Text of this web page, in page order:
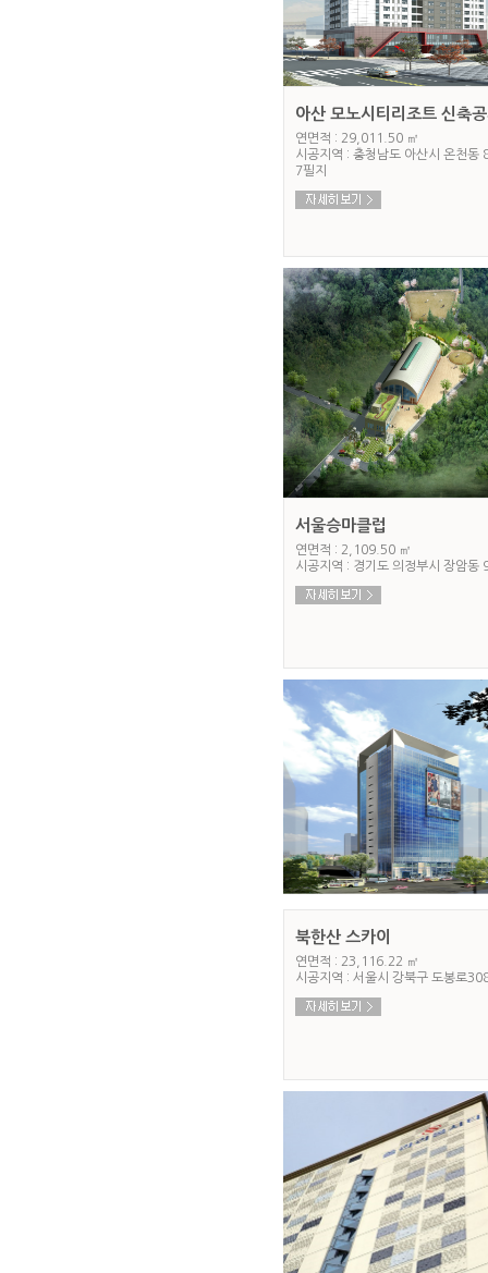
아산 모노시티리조트 신축
연면적 : 29,011.50 ㎡
시공지역 : 충청남도 아산시 온천동
7필지
서울승마클럽
연면적 : 2,109.50 ㎡
시공지역 : 경기도 의정부시 장암동
북한산 스카이
연면적 : 23,116.22 ㎡
시공지역 : 서울시 강북구 도봉로